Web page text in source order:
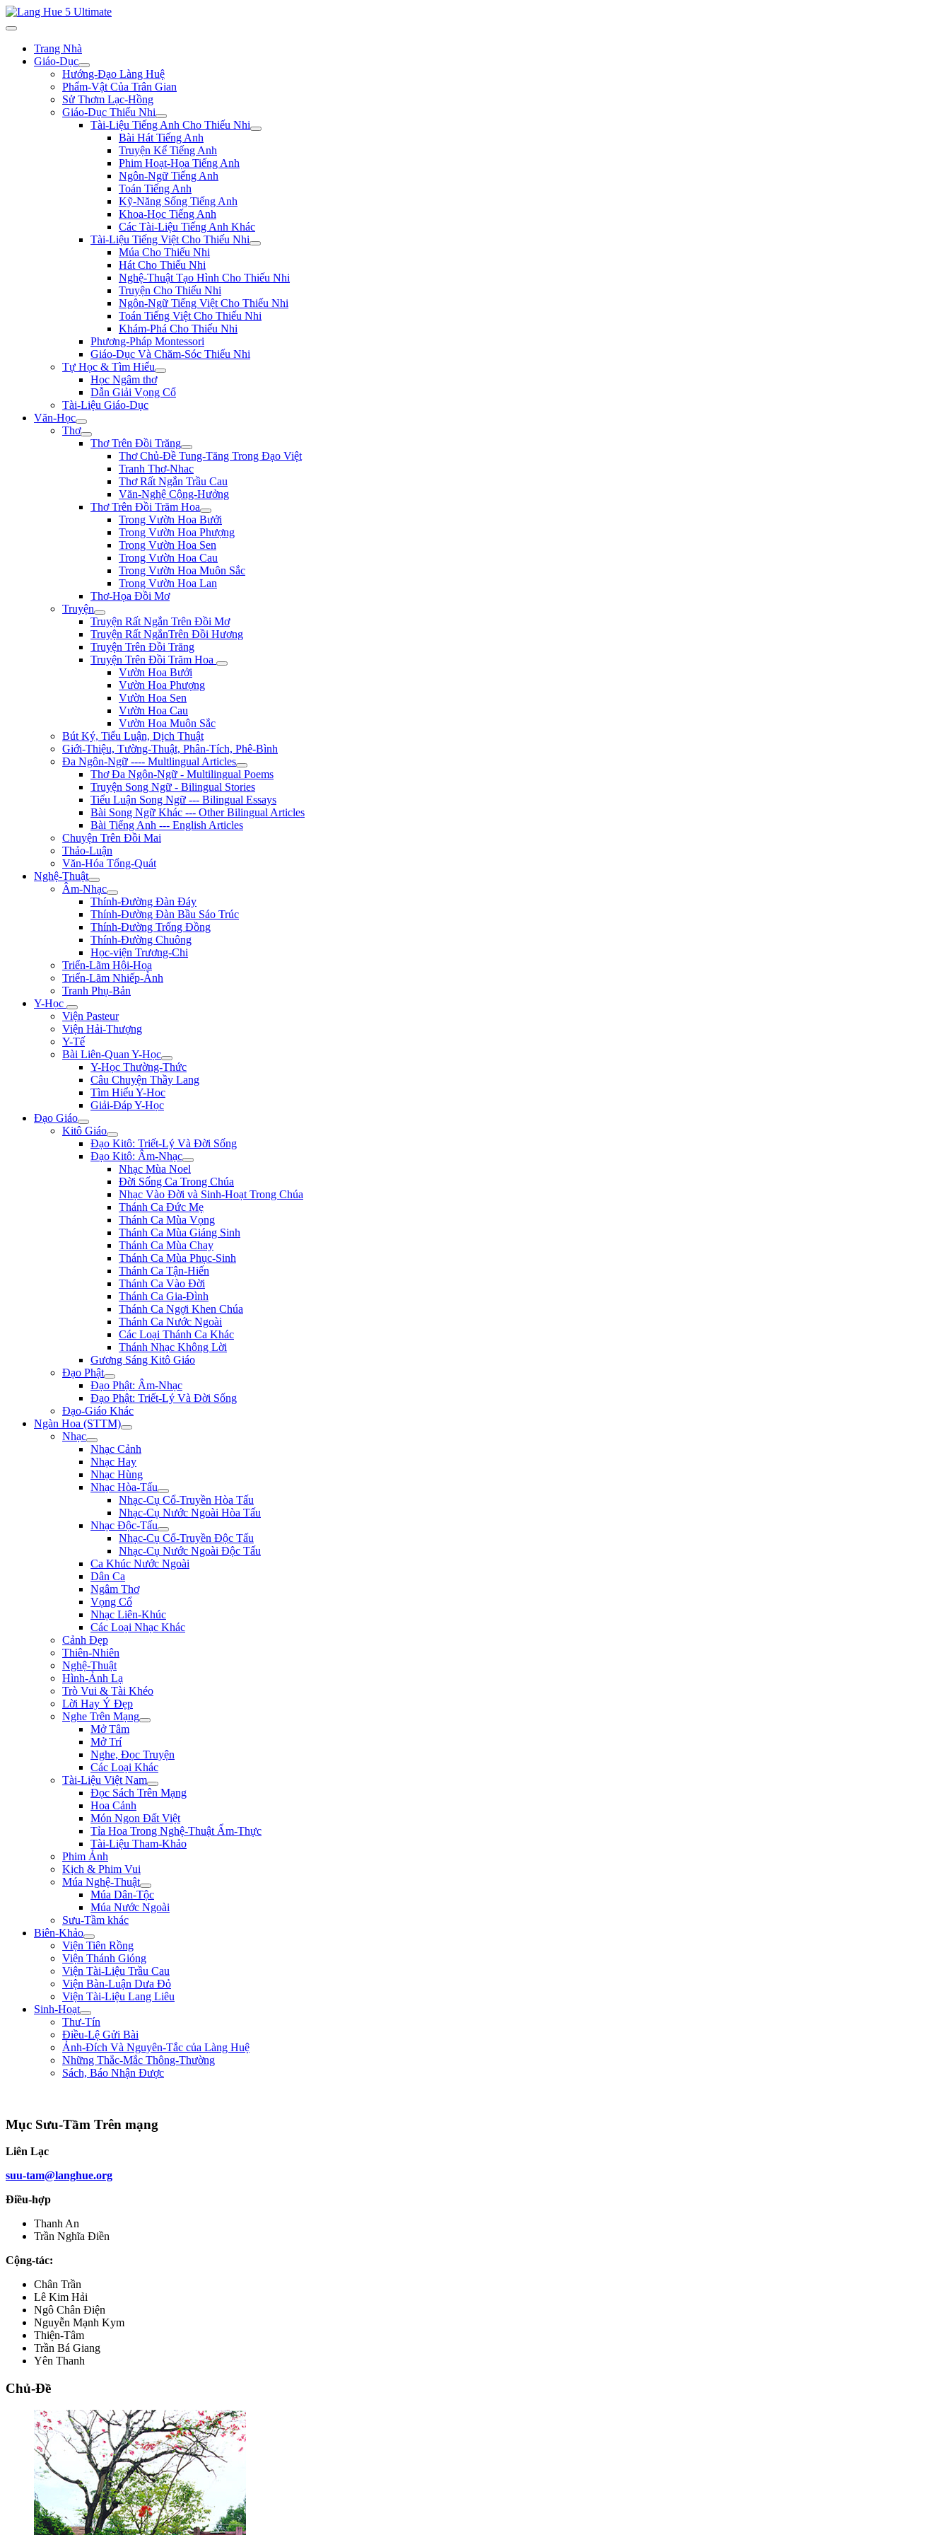
Trang Nhà
Giáo-Dục
Hướng-Đạo Làng Huệ
Phẩm-Vật Của Trân Gian
Sử Thơm Lạc-Hồng
Giáo-Dục Thiếu Nhi
Tài-Liệu Tiếng Anh Cho Thiếu Nhi
Bài Hát Tiếng Anh
Truyện Kể Tiếng Anh
Phim Hoạt-Họa Tiếng Anh
Ngôn-Ngữ Tiếng Anh
Toán Tiếng Anh
Kỹ-Năng Sống Tiếng Anh
Khoa-Học Tiếng Anh
Các Tài-Liệu Tiếng Anh Khác
Tài-Liệu Tiếng Việt Cho Thiếu Nhi
Múa Cho Thiếu Nhi
Hát Cho Thiếu Nhi
Nghệ-Thuật Tạo Hình Cho Thiếu Nhi
Truyện Cho Thiếu Nhi
Ngôn-Ngữ Tiếng Việt Cho Thiếu Nhi
Toán Tiếng Việt Cho Thiếu Nhi
Khám-Phá Cho Thiếu Nhi
Phương-Pháp Montessori
Giáo-Dục Và Chăm-Sóc Thiếu Nhi
Tự Học & Tìm Hiểu
Học Ngâm thơ
Dẫn Giải Vọng Cổ
Tài-Liệu Giáo-Dục
Văn-Học
Thơ
Thơ Trên Đồi Trăng
Thơ Chủ-Đề Tung-Tăng Trong Đạo Việt
Tranh Thơ-Nhac
Thơ Rất Ngắn Trầu Cau
Văn-Nghệ Cộng-Hưởng
Thơ Trên Đồi Trăm Hoa
Trong Vườn Hoa Bưởi
Trong Vườn Hoa Phượng
Trong Vườn Hoa Sen
Trong Vườn Hoa Cau
Trong Vườn Hoa Muôn Sắc
Trong Vườn Hoa Lan
Thơ-Họa Đồi Mơ
Truyện
Truyện Rất Ngắn Trên Đồi Mơ
Truyện Rất NgắnTrên Đồi Hương
Truyện Trên Đồi Trăng
Truyện Trên Đồi Trăm Hoa
Vườn Hoa Bưởi
Vườn Hoa Phượng
Vườn Hoa Sen
Vườn Hoa Cau
Vườn Hoa Muôn Sắc
Bút Ký, Tiểu Luận, Dịch Thuật
Giới-Thiệu, Tường-Thuật, Phân-Tích, Phê-Bình
Đa Ngôn-Ngữ ---- Multlingual Articles
Thơ Đa Ngôn-Ngữ - Multilingual Poems
Truyện Song Ngữ - Bilingual Stories
Tiểu Luận Song Ngữ --- Bilingual Essays
Bài Song Ngữ Khác --- Other Bilingual Articles
Bài Tiếng Anh --- English Articles
Chuyện Trên Đồi Mai
Thảo-Luận
Văn-Hóa Tổng-Quát
Nghệ-Thuật
Âm-Nhạc
Thính-Đường Đàn Đáy
Thính-Đường Đàn Bầu Sáo Trúc
Thính-Đường Trống Đồng
Thính-Đường Chuông
Học-viện Trương-Chi
Triển-Lãm Hội-Họa
Triển-Lãm Nhiếp-Ảnh
Tranh Phụ-Bản
Y-Học
Viện Pasteur
Viện Hải-Thượng
Y-Tế
Bài Liên-Quan Y-Học
Y-Học Thường-Thức
Câu Chuyện Thầy Lang
Tìm Hiểu Y-Hoc
Giải-Đáp Y-Học
Đạo Giáo
Kitô Giáo
Đạo Kitô: Triết-Lý Và Đời Sống
Đạo Kitô: Âm-Nhạc
Nhạc Mùa Noel
Đời Sống Ca Trong Chúa
Nhạc Vào Đời và Sinh-Hoạt Trong Chúa
Thánh Ca Đức Mẹ
Thánh Ca Mùa Vọng
Thánh Ca Mùa Giáng Sinh
Thánh Ca Mùa Chay
Thánh Ca Mùa Phục-Sinh
Thánh Ca Tận-Hiến
Thánh Ca Vào Đời
Thánh Ca Gia-Đình
Thánh Ca Ngợi Khen Chúa
Thánh Ca Nước Ngoài
Các Loại Thánh Ca Khác
Thánh Nhạc Không Lời
Gương Sáng Kitô Giáo
Đạo Phật
Đạo Phật: Âm-Nhạc
Đạo Phật: Triết-Lý Và Đời Sống
Đạo-Giáo Khác
Ngàn Hoa (STTM)
Nhạc
Nhạc Cảnh
Nhạc Hay
Nhạc Hùng
Nhạc Hòa-Tấu
Nhạc-Cụ Cổ-Truyền Hòa Tấu
Nhạc-Cụ Nước Ngoài Hòa Tấu
Nhạc Độc-Tấu
Nhạc-Cụ Cổ-Truyền Độc Tấu
Nhạc-Cụ Nước Ngoài Độc Tấu
Ca Khúc Nước Ngoài
Dân Ca
Ngâm Thơ
Vọng Cổ
Nhạc Liên-Khúc
Các Loại Nhạc Khác
Cảnh Đẹp
Thiên-Nhiên
Nghệ-Thuật
Hình-Ảnh Lạ
Trò Vui & Tài Khéo
Lời Hay Ý Đẹp
Nghe Trên Mạng
Mở Tâm
Mở Trí
Nghe, Đọc Truyện
Các Loại Khác
Tài-Liệu Việt Nam
Đọc Sách Trên Mạng
Hoa Cảnh
Món Ngon Đất Việt
Tỉa Hoa Trong Nghệ-Thuật Ẩm-Thực
Tài-Liệu Tham-Khảo
Phim Ảnh
Kịch & Phim Vui
Múa Nghệ-Thuật
Múa Dân-Tộc
Múa Nước Ngoài
Sưu-Tầm khác
Biên-Khảo
Viện Tiên Rồng
Viện Thánh Gióng
Viện Tài-Liệu Trầu Cau
Viện Bàn-Luận Dưa Đỏ
Viện Tài-Liệu Lang Liêu
Sinh-Hoạt
Thư-Tín
Điều-Lệ Gửi Bài
Ảnh-Đích Và Nguyên-Tắc của Làng Huệ
Những Thắc-Mắc Thông-Thường
Sách, Báo Nhận Được
Mục Sưu-Tầm Trên mạng
Liên Lạc
suu-tam@langhue.org
Điều-hợp
Thanh An
Trần Nghĩa Điền
Cộng-tác:
Chân Trần
Lê Kim Hải
Ngô Chân Điện
Nguyễn Mạnh Kym
Thiện-Tâm
Trần Bá Giang
Yên Thanh
Chủ-Đề